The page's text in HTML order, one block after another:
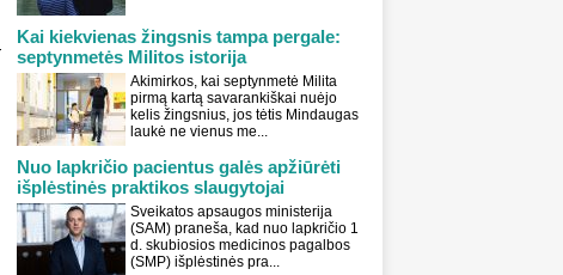
Kai kiekvienas žingsnis tampa pergale:
septynmetės Militos istorija
Akimirkos, kai septynmetė Milita
pirmą kartą savarankiškai nuėjo
kelis žingsnius, jos tėtis Mindaugas
laukė ne vienus me...
Nuo lapkričio pacientus galės apžiūrėti
išplėstinės praktikos slaugytojai
Sveikatos apsaugos ministerija
(SAM) praneša, kad nuo lapkričio 1
d. skubiosios medicinos pagalbos
(SMP) išplėstinės pra...